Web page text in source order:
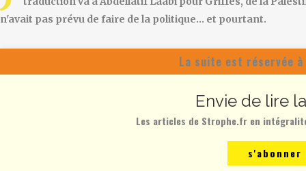
n'avait pas prévu de faire de la politique… et pourtant.
La suite est réservée à
Envie de lire
Les articles de Strophe.fr en
s'abonner